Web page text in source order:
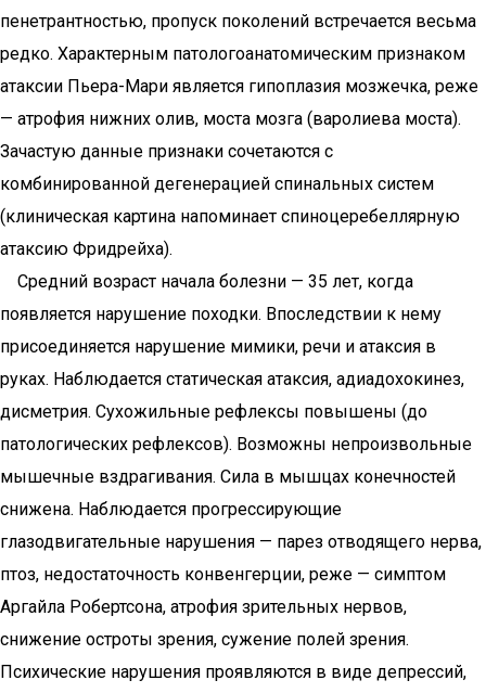
пенетрантностью, пропуск поколений встречается весьма
редко. Характерным патологоанатомическим признаком
атаксии Пьера-Мари является гипоплазия мозжечка, реже
— атрофия нижних олив, моста мозга (варолиева моста).
Зачастую данные признаки сочетаются с
комбинированной дегенерацией спинальных систем
(клиническая картина напоминает спиноцеребеллярную
атаксию Фридрейха).
Средний возраст начала болезни — 35 лет, когда
появляется нарушение походки. Впоследствии к нему
присоединяется нарушение мимики, речи и атаксия в
руках. Наблюдается статическая атаксия, адиадохокинез,
дисметрия. Сухожильные рефлексы повышены (до
патологических рефлексов). Возможны непроизвольные
мышечные вздрагивания. Сила в мышцах конечностей
снижена. Наблюдается прогрессирующие
глазодвигательные нарушения — парез отводящего нерва,
птоз, недостаточность конвенгерции, реже — симптом
Аргайла Робертсона, атрофия зрительных нервов,
снижение остроты зрения, сужение полей зрения.
Психические нарушения проявляются в виде депрессий,